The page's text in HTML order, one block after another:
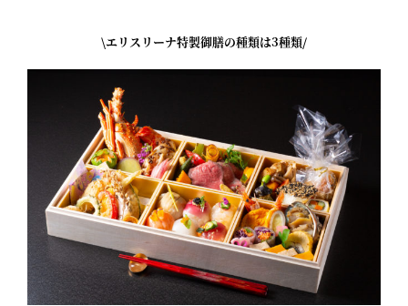
\エリスリーナ特製御膳の種類は3種類/